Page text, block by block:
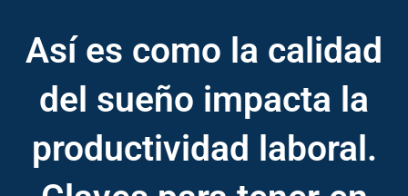
Así es como la calidad
del sueño impacta la
productividad laboral.